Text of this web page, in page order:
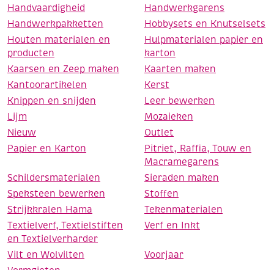
Handvaardigheid
Handwerkgarens
Handwerkpakketten
Hobbysets en Knutselsets
Houten materialen en
producten
Hulpmaterialen papier en
karton
Kaarsen en Zeep maken
Kaarten maken
Kantoorartikelen
Kerst
Knippen en snijden
Leer bewerken
Lijm
Mozaieken
Nieuw
Outlet
Papier en Karton
Pitriet, Raffia, Touw en
Macramegarens
Schildersmaterialen
Sieraden maken
Speksteen bewerken
Stoffen
Strijkkralen Hama
Tekenmaterialen
Textielverf, Textielstiften
en Textielverharder
Verf en Inkt
Vilt en Wolvilten
Voorjaar